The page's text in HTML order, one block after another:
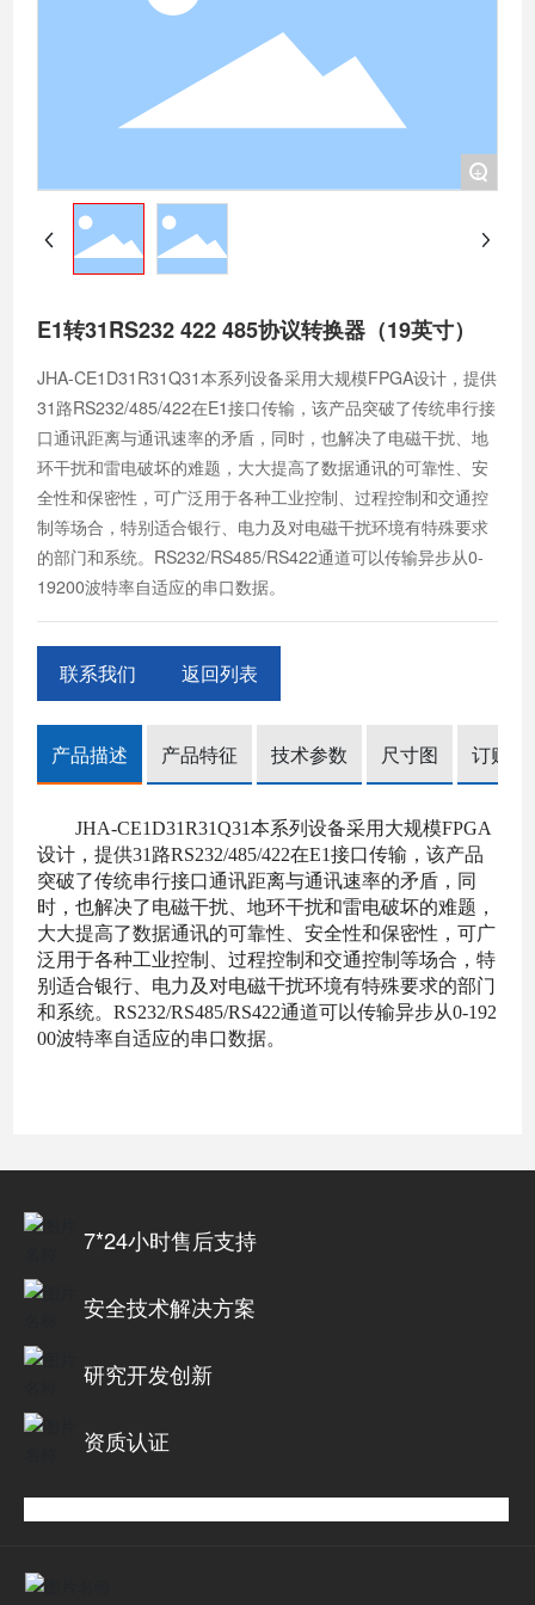
+
E1转31RS232 422 485协议转换器（19英寸）
JHA-CE1D31R31Q31本系列设备采用大规模FPGA设计，提供
31路RS232/485/422在E1接口传输，该产品突破了传统串行接
口通讯距离与通讯速率的矛盾，同时，也解决了电磁干扰、地
环干扰和雷电破坏的难题，大大提高了数据通讯的可靠性、安
全性和保密性，可广泛用于各种工业控制、过程控制和交通控
制等场合，特别适合银行、电力及对电磁干扰环境有特殊要求
的部门和系统。RS232/RS485/RS422通道可以传输异步从0-
19200波特率自适应的串口数据。
联系我们 返回列表
产品描述 产品特征 技术参数 尺寸图 订购信
JHA-CE1D31R31Q31本系列设备采用大规模FPGA
设计，提供31路RS232/485/422在E1接口传输，该产品
突破了传统串行接口通讯距离与通讯速率的矛盾，同
时，也解决了电磁干扰、地环干扰和雷电破坏的难题，
大大提高了数据通讯的可靠性、安全性和保密性，可广
泛用于各种工业控制、过程控制和交通控制等场合，特
别适合银行、电力及对电磁干扰环境有特殊要求的部门
和系统。RS232/RS485/RS422通道可以传输异步从0-192
00波特率自适应的串口数据。
7*24小时售后支持
安全技术解决方案
研究开发创新
资质认证